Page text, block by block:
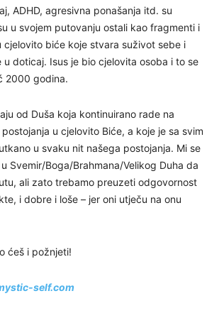
ADHD, agresivna ponašanja itd. su
u svojem putovanju ostali kao fragmenti i
cjelovito biće koje stvara suživot sebe i
u doticaj. Isus je bio cjelovita osoba i to se
2000 godina.
od Duša koja kontinuirano rade na
u cjelovito Biće, a koje je sa svim
u svaku nit našega postojanja. Mi se
Svemir/Boga/Brahmana/Velikog Duha da
ali zato trebamo preuzeti odgovornost
i dobre i loše – jer oni utječu na onu
ćeš i požnjeti!
self.com